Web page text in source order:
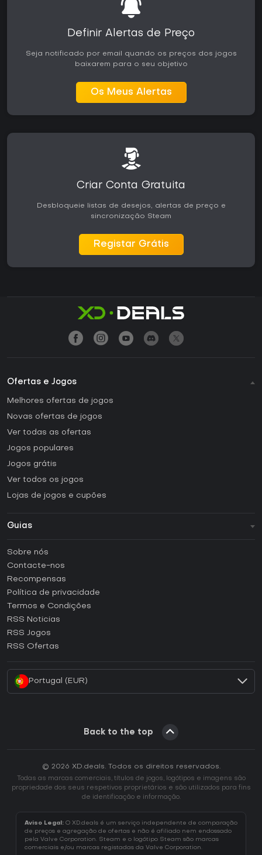
Definir Alertas de Preço
Seja notificado por email quando os preços dos jogos
baixarem para o seu objetivo
Os Meus Alertas
Criar Conta Gratuita
Desbloqueie listas de desejos, alertas de preço e
sincronização Steam
Registar Grátis
Ofertas e Jogos
Melhores ofertas de jogos
Novas ofertas de jogos
Ver todas as ofertas
Jogos populares
Jogos grátis
Ver todos os jogos
Lojas de jogos e cupões
Guias
Como ativar uma CD Key Steam?
Como ativar uma CD Key Epic Games?
Como ativar uma CD Key GOG?
Como ativar uma CD Key Ubisoft Connect?
Sobre nós
Contacte-nos
Recompensas
Política de privacidade
Termos e Condições
RSS Noticias
RSS Jogos
RSS Ofertas
Portugal (EUR)
Back to the top
© 2026 XD.deals. Todos os direitos reservados.
Todas as marcas comerciais, títulos de jogos, logótipos e imagens são
propriedade dos seus respetivos proprietários e são utilizados para fins
de identificação e informação.
Aviso Legal: O XD.deals é um serviço independente de comparação
de preços e agregação de ofertas e não é afiliado nem endossado
pela Valve Corporation. Steam e o logótipo Steam são marcas
comerciais e/ou marcas registadas da Valve Corporation.